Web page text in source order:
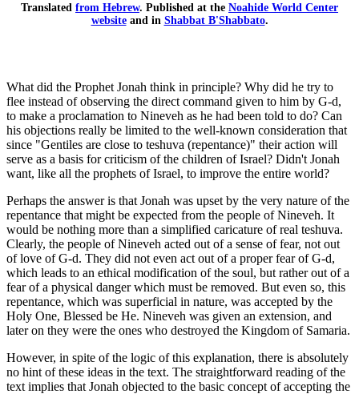
Translated from Hebrew. Published at the Noahide World Center
websiteand in Shabbat B'Shabbato.
What did the Prophet Jonah think in principle? Why did he try to
flee instead of observing the direct command given to him by G-d,
to make a proclamation to Nineveh as he had been told to do? Can
his objections really be limited to the well-known consideration that
since "Gentiles are close to teshuva (repentance)" their action will
serve as a basis for criticism of the children of Israel? Didn't Jonah
want, like all the prophets of Israel, to improve the entire world?
Perhaps the answer is that Jonah was upset by the very nature of the
repentance that might be expected from the people of Nineveh. It
would be nothing more than a simplified caricature of real teshuva.
Clearly, the people of Nineveh acted out of a sense of fear, not out
of love of G-d. They did not even act out of a proper fear of G-d,
which leads to an ethical modification of the soul, but rather out of a
fear of a physical danger which must be removed. But even so, this
repentance, which was superficial in nature, was accepted by the
Holy One, Blessed be He. Nineveh was given an extension, and
later on they were the ones who destroyed the Kingdom of Samaria.
However, in spite of the logic of this explanation, there is absolutely
no hint of these ideas in the text. The straightforward reading of the
text implies that Jonah objected to the basic concept of accepting the